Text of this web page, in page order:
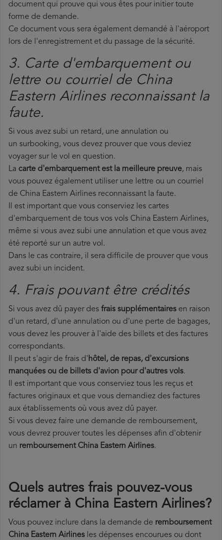
document qui prouve qui vous êtes pour initier toute
forme de demande.
Ce document vous sera également demandé à l'aéroport
lors de l'enregistrement et du passage de la sécurité.
3. Carte d'embarquement ou
lettre ou courriel de China
Eastern Airlines reconnaissant la
faute.
Si vous avez subi un retard, une annulation ou
un surbooking, vous devez prouver que vous deviez
voyager sur le vol en question.
La carte d'embarquement est la meilleure preuve, mais
vous pouvez également utiliser une lettre ou un courriel
de China Eastern Airlines reconnaissant la faute.
Il est important que vous conserviez les cartes
d'embarquement de tous vos vols China Eastern Airlines,
même si vous avez subi une annulation et que vous avez
été reporté sur un autre vol.
Dans le cas contraire, il sera difficile de prouver que vous
avez subi un incident.
4. Frais pouvant être crédités
Si vous avez dû payer des frais supplémentaires en raison
d'un retard, d'une annulation ou d'une perte de bagages,
vous devez les prouver à l'aide des billets et des factures
correspondants.
Il peut s'agir de frais d'hôtel, de repas, d'excursions
manquées ou de billets d'avion pour d'autres vols.
Il est important que vous conserviez tous les reçus et
factures originaux et que vous demandiez des factures
aux établissements où vous avez dû payer.
Si vous devez faire une demande de remboursement,
vous devrez prouver toutes les dépenses afin d'obtenir
un remboursement China Eastern Airlines.
Quels autres frais pouvez-vous
réclamer à China Eastern Airlines?
Vous pouvez inclure dans la demande de remboursement
China Eastern Airlines les dépenses encourues ou dont